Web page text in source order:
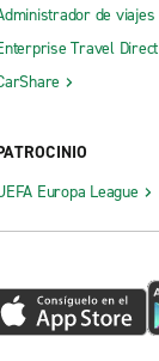
de viajes
Travel Direct
Europa League